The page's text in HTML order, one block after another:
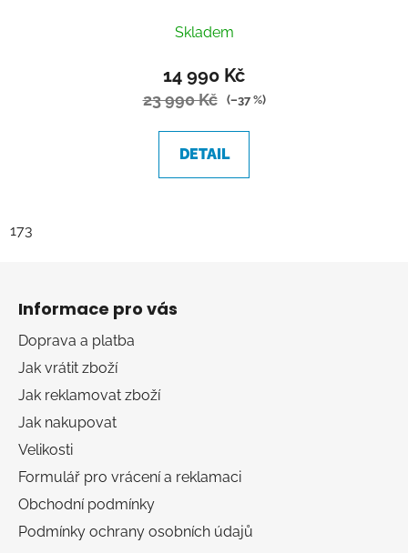
Skladem
14 990 Kč
23 990 Kč (–37 %)
DETAIL
173
Informace pro vás
Doprava a platba
Jak vrátit zboží
Jak reklamovat zboží
Jak nakupovat
Velikosti
Formulář pro vrácení a reklamaci
Obchodní podmínky
Podmínky ochrany osobních údajů